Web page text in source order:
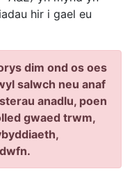
hir i gael eu
dim ond os oes
salwch neu anaf
anadlu, poen
gwaed trwm,